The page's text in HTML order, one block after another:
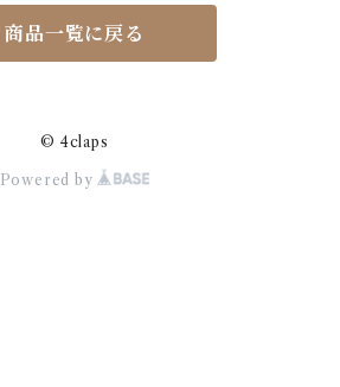
商品一覧に戻る
© 4claps
Powered by